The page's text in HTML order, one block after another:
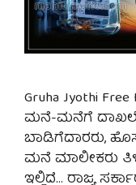
Gruha Jyothi
ಮನೆ-ಮನೆಗೆ ದಾಖಲೆ
ಬಾಡಿಗೆದಾರರು,
ಮನೆ ಮಾಲೀಕರು
ಇಲ್ಲಿದೆ… ರಾಜ್ಯ